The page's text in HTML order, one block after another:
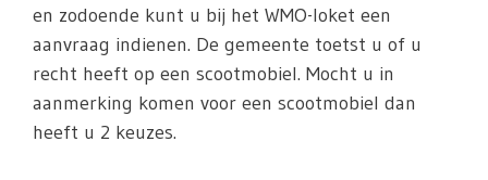
en zodoende kunt u bij het WMO-loket een
aanvraag indienen. De gemeente toetst u of u
recht heeft op een scootmobiel. Mocht u in
aanmerking komen voor een scootmobiel dan
heeft u 2 keuzes.